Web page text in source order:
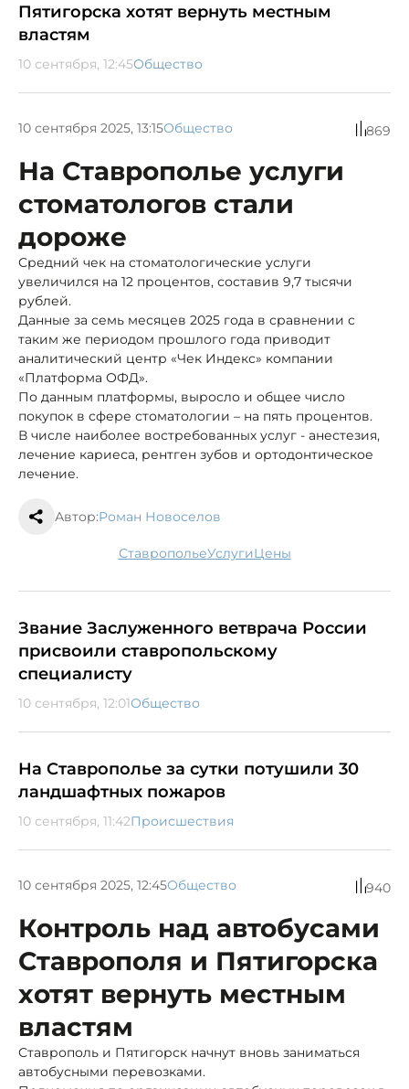
Пятигорска хотят вернуть местным
властям
10 сентября, 12:45Общество
10 сентября 2025, 13:15Общество 869
На Ставрополье услуги
стоматологов стали
дороже
Средний чек на стоматологические услуги
увеличился на 12 процентов, составив 9,7 тысячи
рублей.
Данные за семь месяцев 2025 года в сравнении с
таким же периодом прошлого года приводит
аналитический центр «Чек Индекс» компании
«Платформа ОФД».
По данным платформы, выросло и общее число
покупок в сфере стоматологии – на пять процентов.
В числе наиболее востребованных услуг - анестезия,
лечение кариеса, рентген зубов и ортодонтическое
лечение.
Автор:Роман Новоселов
Ставрополье услуги цены
Звание Заслуженного ветврача России
присвоили ставропольскому
специалисту
10 сентября, 12:01Общество
На Ставрополье за сутки потушили 30
ландшафтных пожаров
10 сентября, 11:42Происшествия
10 сентября 2025, 12:45Общество 940
Контроль над автобусами
Ставрополя и Пятигорска
хотят вернуть местным
властям
Ставрополь и Пятигорск начнут вновь заниматься
автобусными перевозками.